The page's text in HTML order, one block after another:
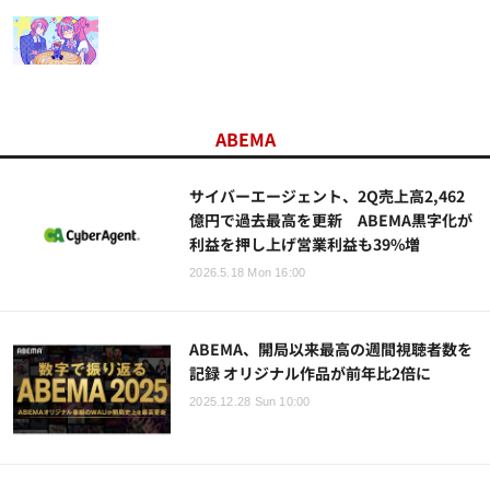
ABEMA
サイバーエージェント、2Q売上高2,462
億円で過去最高を更新 ABEMA黒字化が
利益を押し上げ営業利益も39%増
2026.5.18 Mon 16:00
ABEMA、開局以来最高の週間視聴者数を
記録 オリジナル作品が前年比2倍に
2025.12.28 Sun 10:00